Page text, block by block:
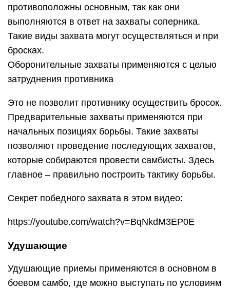
противоположны основным, так как они
выполняются в ответ на захваты соперника.
Такие виды захвата могут осуществляться и при
бросках.
Оборонительные захваты применяются с целью
затруднения противника
Это не позволит противнику осуществить бросок.
Предварительные захваты применяются при
начальных позициях борьбы. Такие захваты
позволяют проведение последующих захватов,
которые собираются провести самбисты. Здесь
главное – правильно построить тактику борьбы.
Секрет победного захвата в этом видео:
https://youtube.com/watch?v=BqNkdM3EP0E
Удушающие
Удушающие приемы применяются в основном в
боевом самбо, где можно выступать по условиям